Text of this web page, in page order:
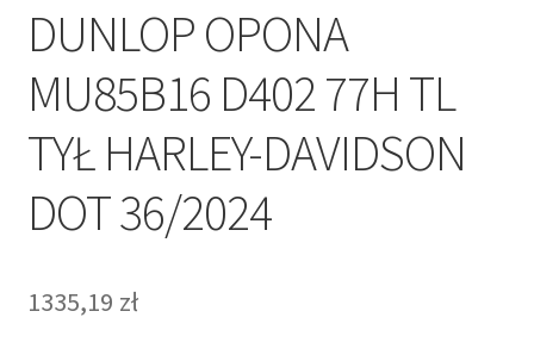
DUNLOP OPONA
MU85B16 D402 77H TL
TYŁ HARLEY-DAVIDSON
DOT 36/2024
1335,19 zł